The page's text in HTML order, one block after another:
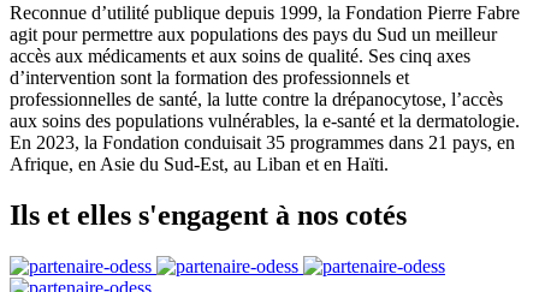
Reconnue d’utilité publique depuis 1999, la Fondation Pierre Fabre
agit pour permettre aux populations des pays du Sud un meilleur
accès aux médicaments et aux soins de qualité. Ses cinq axes
d’intervention sont la formation des professionnels et
professionnelles de santé, la lutte contre la drépanocytose, l’accès
aux soins des populations vulnérables, la e-santé et la dermatologie.
En 2023, la Fondation conduisait 35 programmes dans 21 pays, en
Afrique, en Asie du Sud-Est, au Liban et en Haïti.
Ils et elles s'engagent à nos cotés